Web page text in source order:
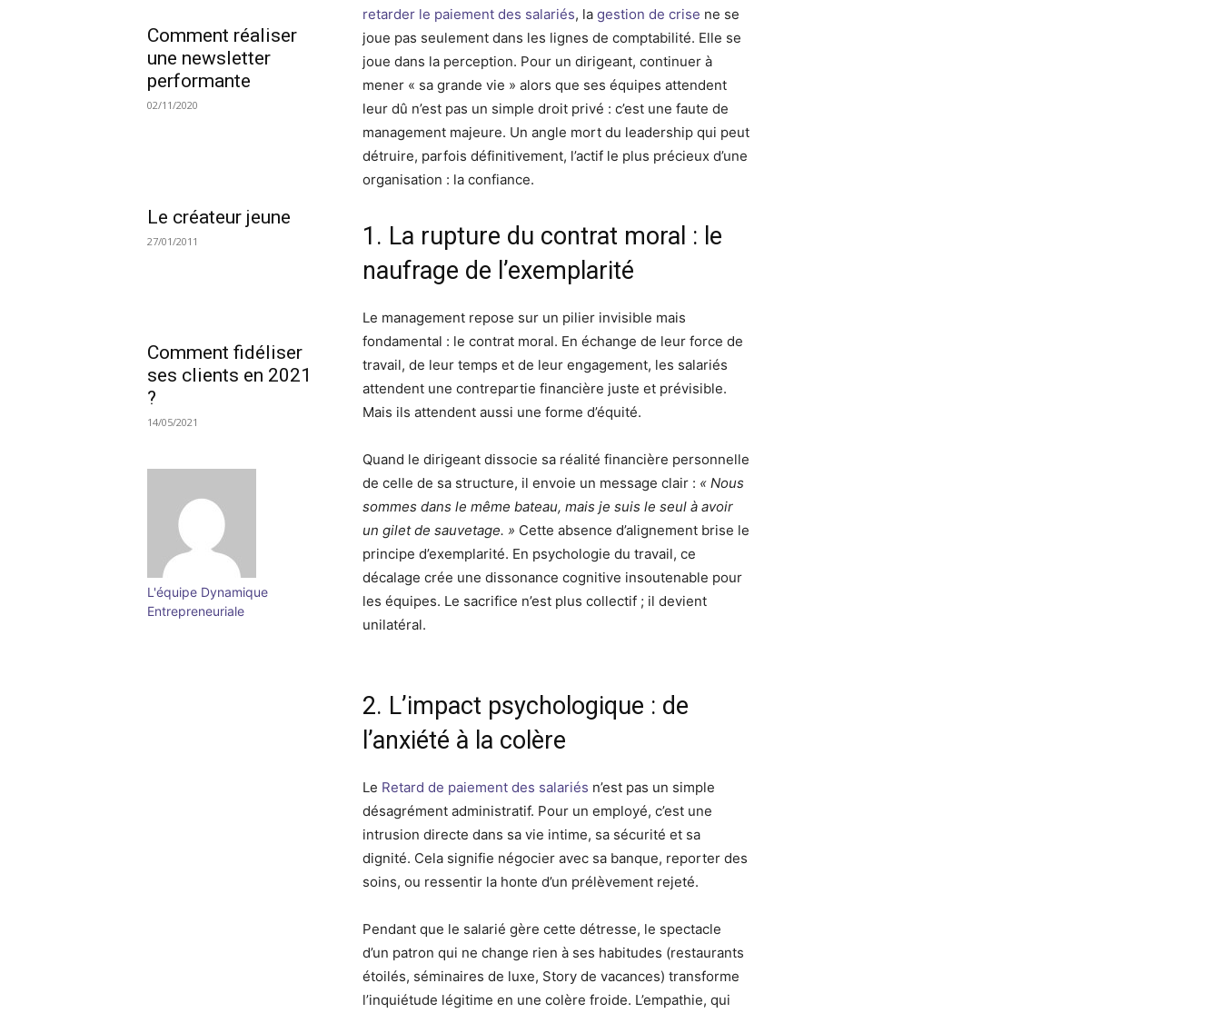
Comment réaliser
une newsletter
performante
02/11/2020
Le créateur jeune
27/01/2011
Comment fidéliser
ses clients en 2021
?
14/05/2021
L'équipe Dynamique
Entrepreneuriale
retarder le paiement des salariés, lagestion de crise ne se
joue pas seulement dans les lignes de comptabilité. Elle se
joue dans la perception. Pour un dirigeant, continuer à
mener « sa grande vie » alors que ses équipes attendent
leur dû n’est pas un simple droit privé : c’est une faute de
management majeure. Un angle mort du leadership qui peut
détruire, parfois définitivement, l’actif le plus précieux d’une
organisation : la confiance.
1. La rupture du contrat moral : le
naufrage de l’exemplarité
Le management repose sur un pilier invisible mais
fondamental : le contrat moral. En échange de leur force de
travail, de leur temps et de leur engagement, les salariés
attendent une contrepartie financière juste et prévisible.
Mais ils attendent aussi une forme d’équité.
Quand le dirigeant dissocie sa réalité financière personnelle
de celle de sa structure, il envoie un message clair : « Nous
sommes dans le même bateau, mais je suis le seul à avoir
un gilet de sauvetage. » Cette absence d’alignement brise le
principe d’exemplarité. En psychologie du travail, ce
décalage crée une dissonance cognitive insoutenable pour
les équipes. Le sacrifice n’est plus collectif ; il devient
unilatéral.
2. L’impact psychologique : de
l’anxiété à la colère
Le Retard de paiement des salariés n’est pas un simple
désagrément administratif. Pour un employé, c’est une
intrusion directe dans sa vie intime, sa sécurité et sa
dignité. Cela signifie négocier avec sa banque, reporter des
soins, ou ressentir la honte d’un prélèvement rejeté.
Pendant que le salarié gère cette détresse, le spectacle
d’un patron qui ne change rien à ses habitudes (restaurants
étoilés, séminaires de luxe, Story de vacances) transforme
l’inquiétude légitime en une colère froide. L’empathie, qui